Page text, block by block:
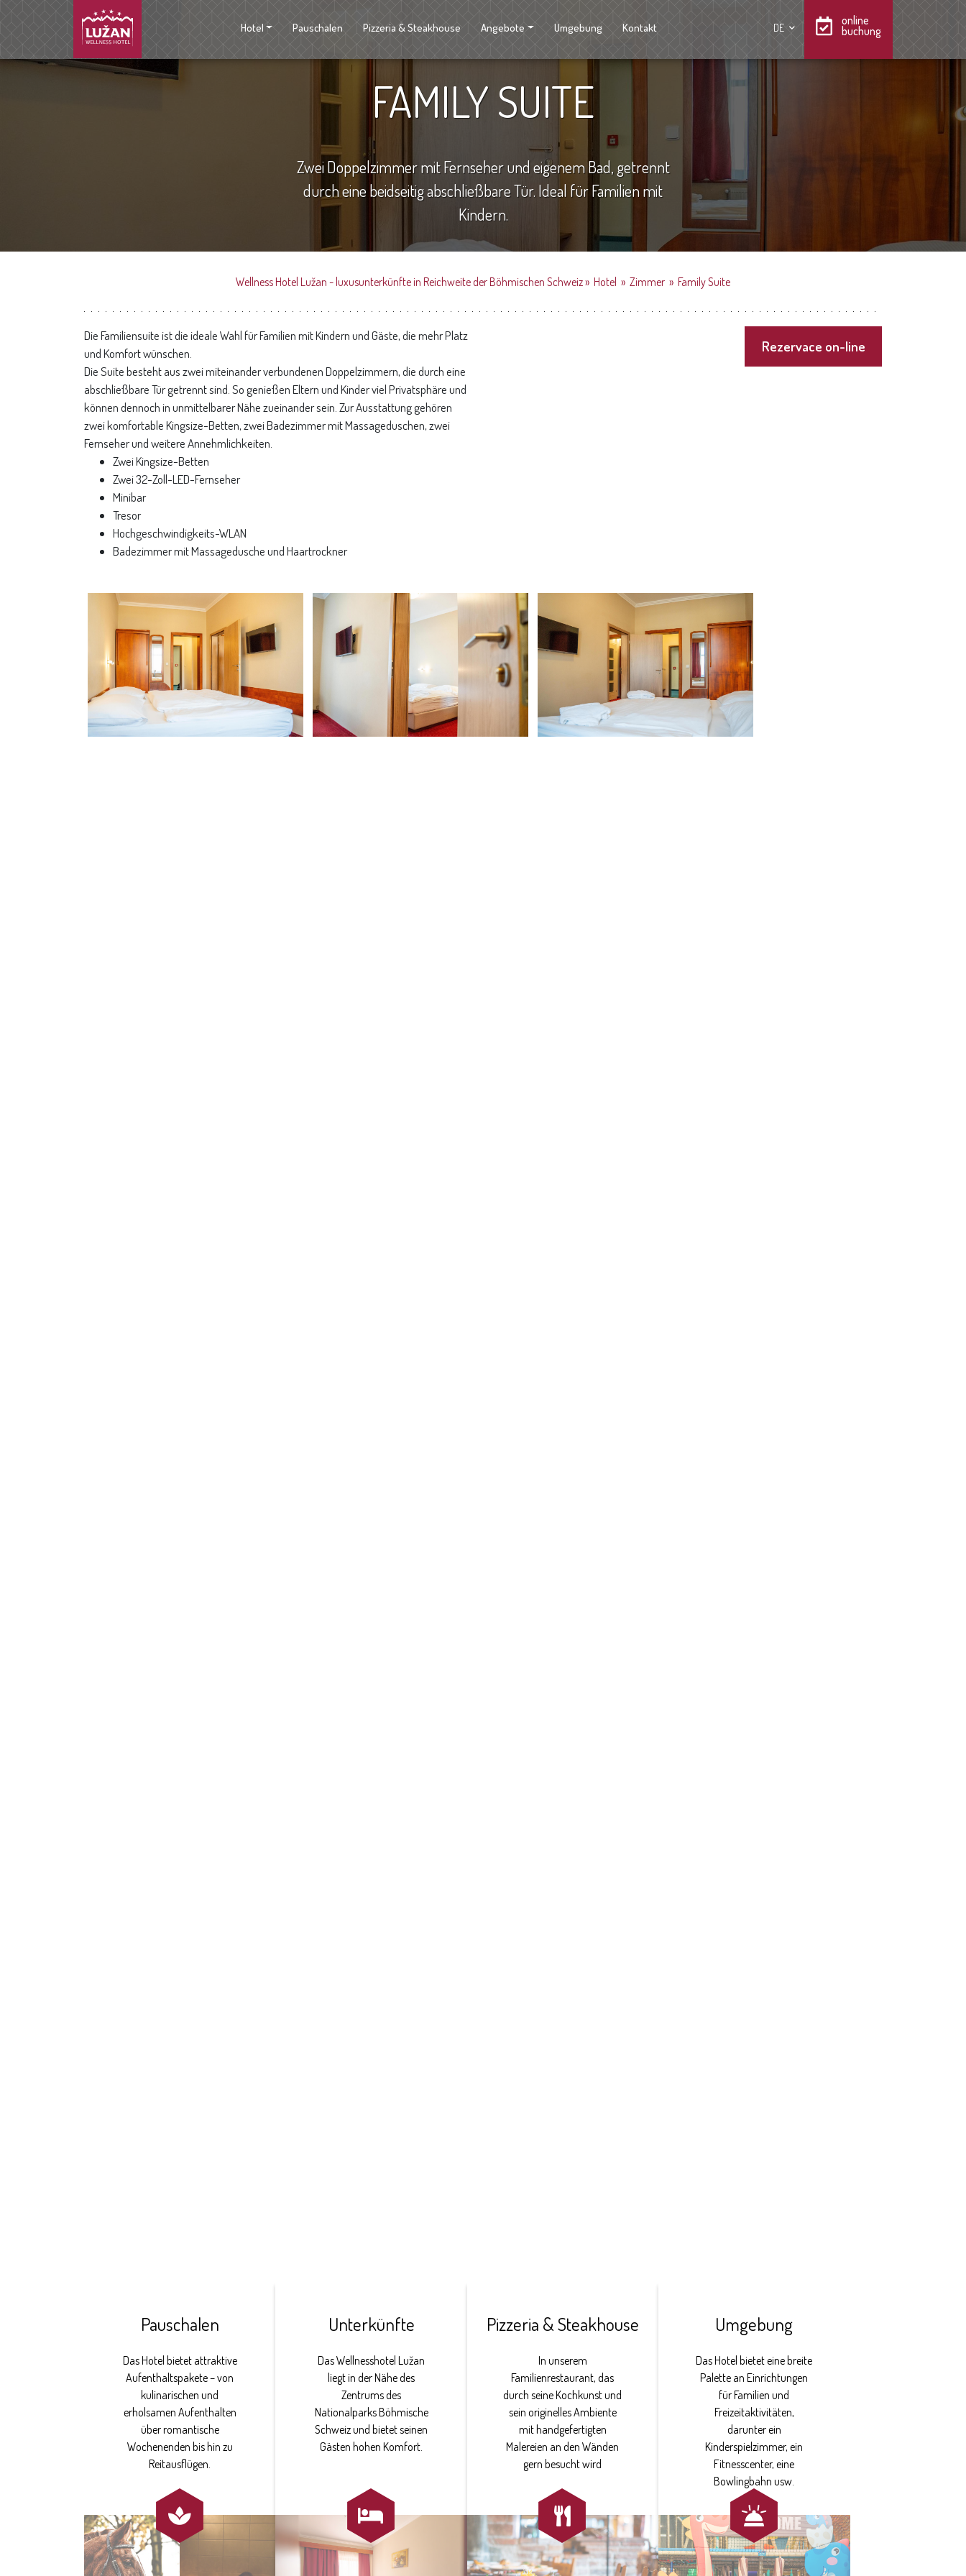
Hotel Pauschalen Pizzeria & Steakhouse Angebote Umgebung Kontakt DE
online
buchung
FAMILY SUITE
Zwei Doppelzimmer mit Fernseher und eigenem Bad, getrennt
durch eine beidseitig abschließbare Tür. Ideal für Familien mit
Kindern.
Wellness Hotel Lužan - luxusunterkünfte in Reichweite der Böhmischen Schweiz» Hotel » Zimmer » Family Suite
Die Familiensuite ist die ideale Wahl für Familien mit Kindern und Gäste, die mehr Platz
und Komfort wünschen.
Die Suite besteht aus zwei miteinander verbundenen Doppelzimmern, die durch eine
abschließbare Tür getrennt sind. So genießen Eltern und Kinder viel Privatsphäre und
können dennoch in unmittelbarer Nähe zueinander sein. Zur Ausstattung gehören
zwei komfortable Kingsize-Betten, zwei Badezimmer mit Massageduschen, zwei
Fernseher und weitere Annehmlichkeiten.
Zwei Kingsize-Betten
Zwei 32-Zoll-LED-Fernseher
Minibar
Tresor
Hochgeschwindigkeits-WLAN
Badezimmer mit Massagedusche und Haartrockner
Rezervace on-line
Pauschalen
Das Hotel bietet attraktive
Aufenthaltspakete – von
kulinarischen und
erholsamen Aufenthalten
über romantische
Wochenenden bis hin zu
Reitausflügen.

Unterkünfte
Das Wellnesshotel Lužan
liegt in der Nähe des
Zentrums des
Nationalparks Böhmische
Schweiz und bietet seinen
Gästen hohen Komfort.

Pizzeria & Steakhouse
In unserem
Familienrestaurant, das
durch seine Kochkunst und
sein originelles Ambiente
mit handgefertigten
Malereien an den Wänden
gern besucht wird

Umgebung
Das Hotel bietet eine breite
Palette an Einrichtungen
für Familien und
Freizeitaktivitäten,
darunter ein
Kinderspielzimmer, ein
Fitnesscenter, eine
Bowlingbahn usw.